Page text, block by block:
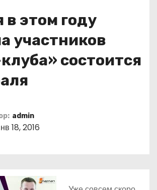
в этом году
участников
состоится
admin
18, 2016